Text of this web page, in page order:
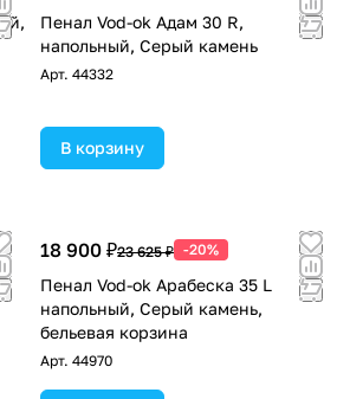
Пенал Vod-ok Адам 30 R,
напольный, Серый камень
Арт. 44332
В корзину
18 900 ₽23 625 ₽ -20%
Пенал Vod-ok Арабеска 35 L
напольный, Серый камень,
бельевая корзина
Арт. 44970